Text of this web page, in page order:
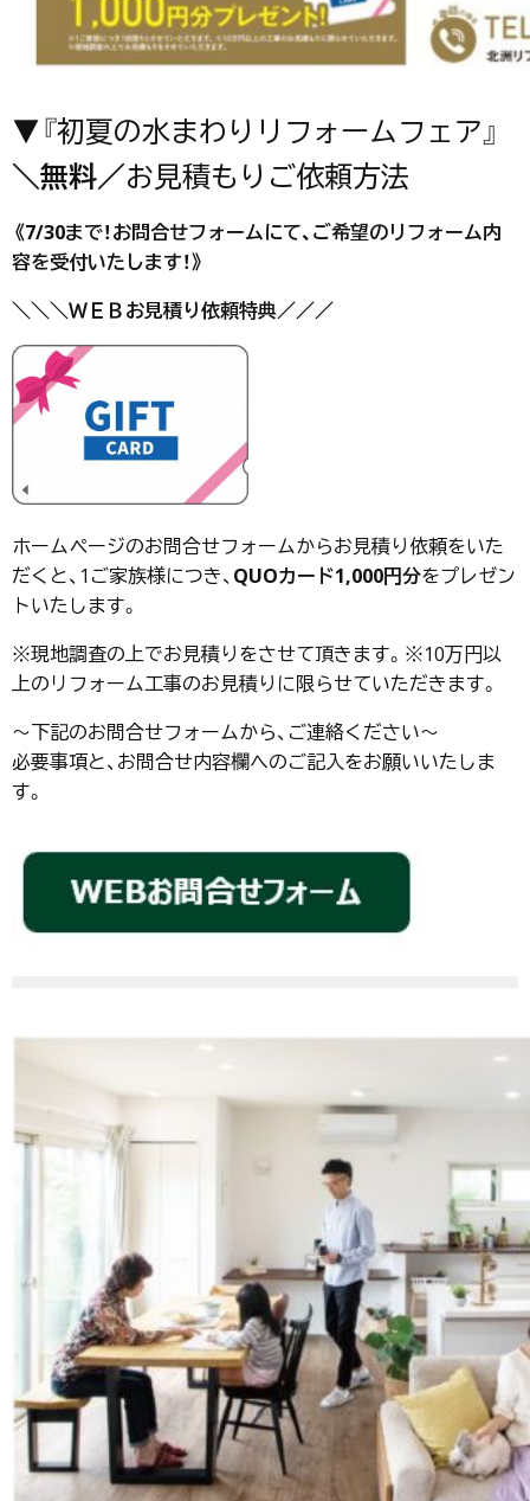
▼『初夏の水まわりリフォームフェア』
＼無料／お見積もりご依頼方法
《7/30まで！お問合せフォームにて、ご希望のリフォーム内
容を受付いたします！》
＼＼＼ＷＥＢお見積り依頼特典／／／
ホームページのお問合せフォームからお見積り依頼をいた
だくと、1ご家族様につき、QUOカード1,000円分をプレゼン
トいたします。
※現地調査の上でお見積りをさせて頂きます。※10万円以
上のリフォーム工事のお見積りに限らせていただきます。
～下記のお問合せフォームから、ご連絡ください～
必要事項と、お問合せ内容欄へのご記入をお願いいたしま
す。